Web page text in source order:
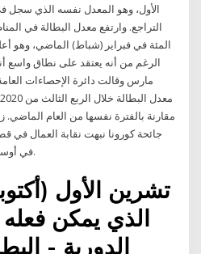
المئة في فبراير (شباط) الماضي، وهو
مارس وقالت دائرة الإحصاءات
مقارنة بالفترة نفسها من العام الماضي.
جائحة كورونا نبهت نقابة العمال في
في أوساط العمال بسبب فيروس كورونا.
الذي يمكن فعله
الدورية -